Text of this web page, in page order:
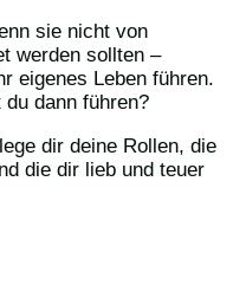
sie nicht von
werden sollten –
eigenes Leben führen.
dann führen?
dir deine Rollen, die
die dir lieb und teuer